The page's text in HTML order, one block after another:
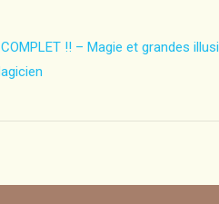
!! – Magie et grandes